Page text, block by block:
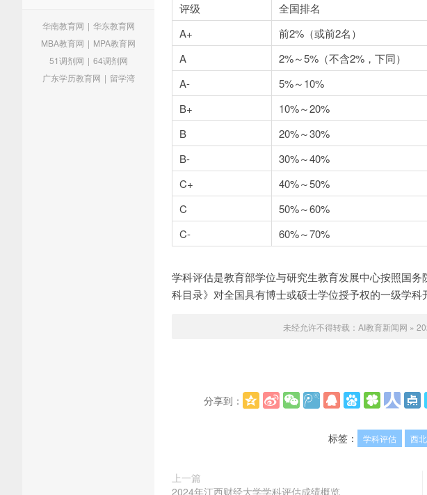
华南教育网 | 华东教育网
MBA教育网 | MPA教育网
51调剂网 | 64调剂网
广东学历教育网 | 留学湾
评级
全国排名
A+
前2%（或前2名）
A
2%～5%（不含2%，下同）
A-
5%～10%
B+
10%～20%
B
20%～30%
B-
30%～40%
C+
40%～50%
C
50%～60%
C-
60%～70%
学科评估是教育部学位与研究生教育发展中心按照国
科目录》对全国具有博士或硕士学位授予权的一级学科
未经允许不得转载： AI教育新闻网 »
分享到：
标签： 学科评估 西
上一篇
2024年江西财经大学学科评估成绩概览